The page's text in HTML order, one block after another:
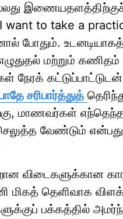
(I want to take a
போதும்.
எழுதுதல் மற்றும்
நேரக்
சரிபார்த்துத்
மாணவர்கள்
வேண்டும் என்பது
விடைகளுக்கான
மிகத் தெளிவாக
பக்கத்தில்